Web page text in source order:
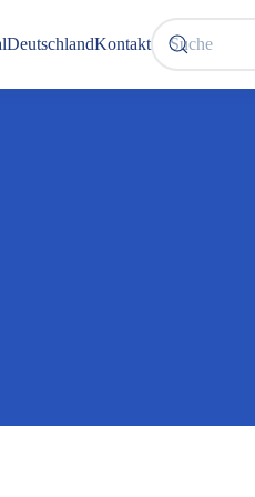
DeutschlandKontakt